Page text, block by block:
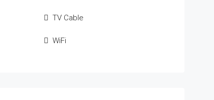
TV Cable
WiFi